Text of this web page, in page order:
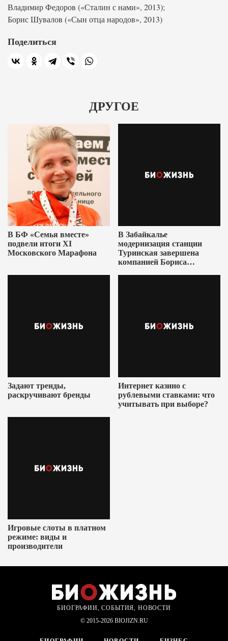
Владимир Федоров («Сталин с нами», 2013);
Борис Шувалов («Сын отца народов», 2013)
Поделиться
ДРУГОЕ
В БФ «Семья вместе»
подвели итоги XI
Московского Марафона
В Забайкалье
модернизация станции
Туринская завершена
компанией Бориса
Задают тренды,
раскручивают бренды
Интернет казино с
рублевыми ставками: что
учитывать при выборе?
Игровые слоты в платном
режиме: виды и
производители
БИОГРАФИИ, СОБЫТИЯ, НОВОСТИ
© 2015-2026 BIOJIZN.RU